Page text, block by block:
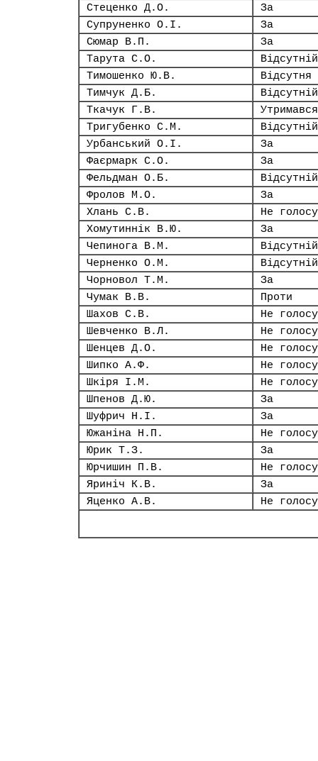
Стеценко Д.О.
За
Супруненко О.І.
За
Сюмар В.П.
За
Тарута С.О.
Відсутній
Тимошенко Ю.В.
Відсутня
Тимчук Д.Б.
Відсутній
Ткачук Г.В.
Утримався
Тригубенко С.М.
Відсутній
Урбанський О.І.
За
Фаєрмарк С.О.
За
Фельдман О.Б.
Відсутній
Фролов М.О.
За
Хлань С.В.
Не
Хомутиннік В.Ю.
За
Чепинога В.М.
Відсутній
Черненко О.М.
Відсутній
Чорновол Т.М.
За
Чумак В.В.
Проти
Шахов С.В.
Не
Шевченко В.Л.
Не
Шенцев Д.О.
Не
Шипко А.Ф.
Не
Шкіря І.М.
Не
Шпенов Д.Ю.
За
Шуфрич Н.І.
За
Южаніна Н.П.
Не
Юрик Т.З.
За
Юрчишин П.В.
Не
Яриніч К.В.
За
Яценко А.В.
Не